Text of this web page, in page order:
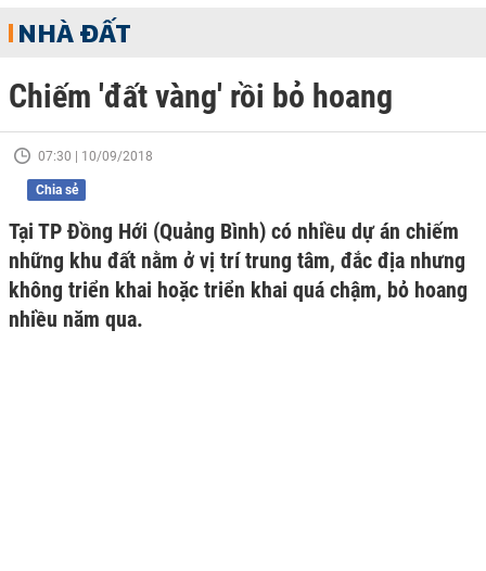
NHÀ ĐẤT
Chiếm 'đất vàng' rồi bỏ hoang
07:30 | 10/09/2018
Chia sẻ
Tại TP Đồng Hới (Quảng Bình) có nhiều dự án chiếm
những khu đất nằm ở vị trí trung tâm, đắc địa nhưng
không triển khai hoặc triển khai quá chậm, bỏ hoang
nhiều năm qua.